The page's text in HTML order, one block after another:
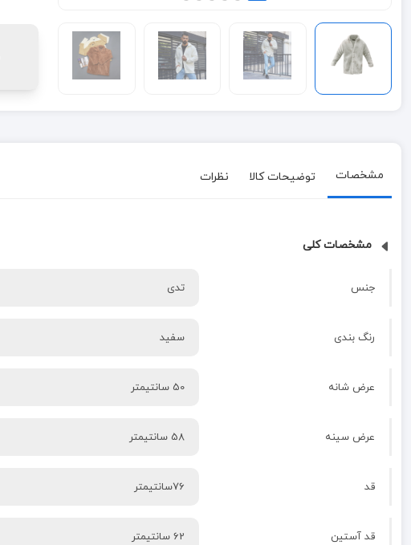
مشخصات توضیحات کالا نظرات
مشخصات کلی
جنس تدی
رنگ بندی سفید
عرض شانه 50 سانتیمتر
عرض سینه 58 سانتیمتر
قد 76سانتیمتر
قد آستین 62 سانتیمتر